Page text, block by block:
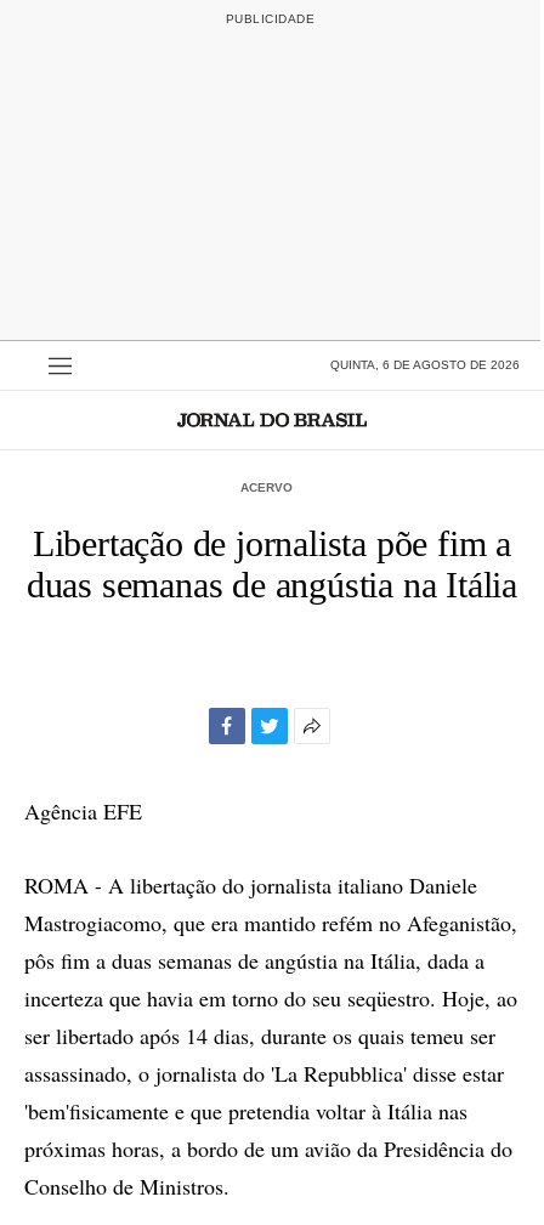
QUINTA, 6 DE AGOSTO DE 2026
ACERVO
Libertação de jornalista põe fim a
duas semanas de angústia na Itália
Agência EFE
ROMA - A libertação do jornalista italiano Daniele
Mastrogiacomo, que era mantido refém no Afeganistão,
pôs fim a duas semanas de angústia na Itália, dada a
incerteza que havia em torno do seu seqüestro. Hoje, ao
ser libertado após 14 dias, durante os quais temeu ser
assassinado, o jornalista do 'La Repubblica' disse estar
'bem'fisicamente e que pretendia voltar à Itália nas
próximas horas, a bordo de um avião da Presidência do
Conselho de Ministros.